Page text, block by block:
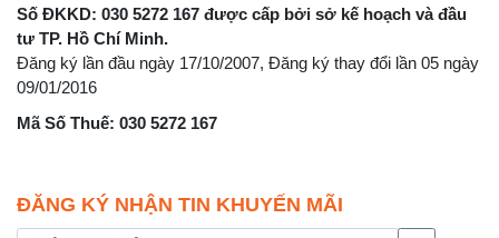
Số ĐKKD: 030 5272 167 được cấp bởi sở kế hoạch và đầu
tư TP. Hồ Chí Minh.
Đăng ký lần đầu ngày 17/10/2007, Đăng ký thay đổi lần 05 ngày
09/01/2016
Mã Số Thuế: 030 5272 167
ĐĂNG KÝ NHẬN TIN KHUYẾN MÃI